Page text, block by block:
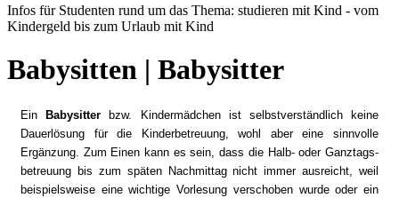
Infos für Studenten rund um das Thema: studieren mit Kind - vom
Kindergeld bis zum Urlaub mit Kind
Babysitten | Babysitter
EinBabysitter bzw. Kindermädchen ist selbstverständlich keine
Dauerlösung für die Kinderbetreuung, wohl aber eine sinnvolle
Ergänzung. Zum Einen kann es sein, dass die Halb- oder Ganztags-
betreuung bis zum späten Nachmittag nicht immer ausreicht, weil
beispielsweise eine wichtige Vorlesung verschoben wurde oder ein